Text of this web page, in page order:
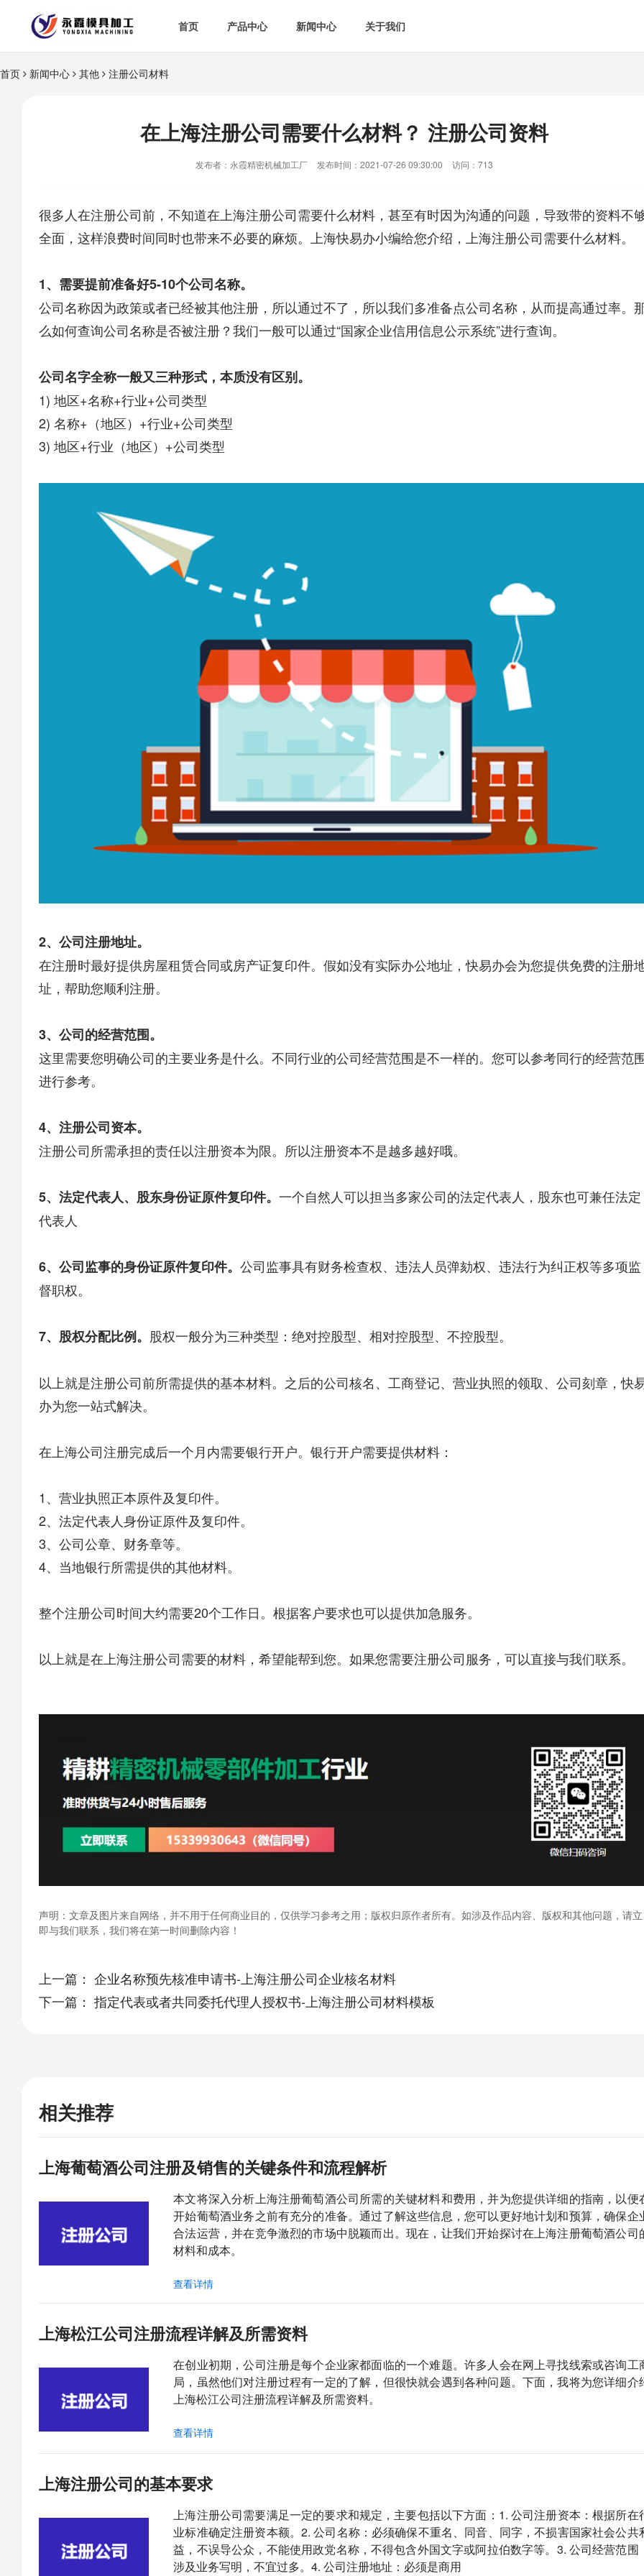
首页 产品中心 新闻中心 关于我们
首页 新闻中心 其他 注册公司材料
在上海注册公司需要什么材料？ 注册公司资料
发布者：永霞精密机械加工厂 发布时间：2021-07-26 09:30:00 访问：713
很多人在注册公司前，不知道在 上海注册公司需要什么材料，甚至有时因为沟通的问题，导致带的资料不
全面，这样浪费时间同时也带来不必要的麻烦。上海快易办小编给您介绍，
上海注册公司需要什么材料。
1、需要提前准备好5-10个公司名称。
公司名称因为政策或者已经被其他注册，所以通过不了，所以我们多准备点公司名称，从而提高通过率。
么如何查询公司名称是否被注册？我们一般可以通过“国家企业信用信息公示系统”进行查询。
公司名字全称一般又三种形式，本质没有区别。
1) 地区+名称+行业+公司类型
2) 名称+（地区）+行业+公司类型
3) 地区+行业（地区）+公司类型
2、公司注册地址。
在注册时最好提供房屋租赁合同或房产证复印件。假如没有实际办公地址，快易办会为您提供免费的注册
址，帮助您顺利注册。
3、公司的经营范围。
这里需要您明确公司的主要业务是什么。不同行业的公司经营范围是不一样的。您可以参考同行的经营范
进行参考。
4、注册公司资本。
注册公司所需承担的责任以注册资本为限。所以注册资本不是越多越好哦。
5、法定代表人、股东身份证原件复印件。 一个自然人可以担当多家公司的法定代表人，股东也可兼任法定
代表人
6、公司监事的身份证原件复印件。 公司监事具有财务检查权、违法人员弹劾权、违法行为纠正权等多项监
督职权。
7、股权分配比例。 股权一般分为三种类型：绝对控股型、相对控股型、不控股型。
以上就是注册公司前所需提供的基本材料。之后的公司核名、工商登记、营业执照的领取、公司刻章，快
办为您一站式解决。
在上海公司注册完成后一个月内需要银行开户。银行开户需要提供材料：
1、营业执照正本原件及复印件。
2、法定代表人身份证原件及复印件。
3、公司公章、财务章等。
4、当地银行所需提供的其他材料。
整个注册公司时间大约需要20个工作日。根据客户要求也可以提供加急服务。
以上就是在 上海注册公司需要的材料，希望能帮到您。如果您需要注册公司服务，可以直接与我们联系。
声明：文章及图片来自网络，并不用于任何商业目的，仅供学习参考之用；版权归原作者所有。如涉及作品内容、版权和其他问题，请立
即与我们联系，我们将在第一时间删除内容！
上一篇： 企业名称预先核准申请书-上海注册公司企业核名材料
下一篇： 指定代表或者共同委托代理人授权书-上海注册公司材料模板
相关推荐
​上海葡萄酒公司注册及销售的关键条件和流程解析
本文将深入分析上海注册葡萄酒公司所需的关键材料和费用，并为您提供详细的指南，以便
开始葡萄酒业务之前有充分的准备。通过了解这些信息，您可以更好地计划和预算，确保企
合法运营，并在竞争激烈的市场中脱颖而出。现在，让我们开始探讨在上海注册葡萄酒公司
材料和成本。
查看详情
​上海松江公司注册流程详解及所需资料
在创业初期，公司注册是每个企业家都面临的一个难题。许多人会在网上寻找线索或咨询工
局，虽然他们对注册过程有一定的了解，但很快就会遇到各种问题。下面，我将为您详细介
上海松江公司注册流程详解及所需资料。
查看详情
上海注册公司的基本要求
上海注册公司需要满足一定的要求和规定，主要包括以下方面：1. 公司注册资本：根据所在
业标准确定注册资本额。2. 公司名称：必须确保不重名、同音、同字，不损害国家社会公共
益，不误导公众，不能使用政党名称，不得包含外国文字或阿拉伯数字等。3. 公司经营范围
涉及业务写明，不宜过多。4. 公司注册地址：必须是商用